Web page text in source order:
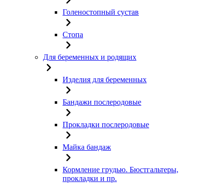
Голеностопный сустав
Стопа
Для беременных и родящих
Изделия для беременных
Бандажи послеродовые
Прокладки послеродовые
Майка бандаж
Кормление грудью. Бюстгальтеры,
прокладки и пр.